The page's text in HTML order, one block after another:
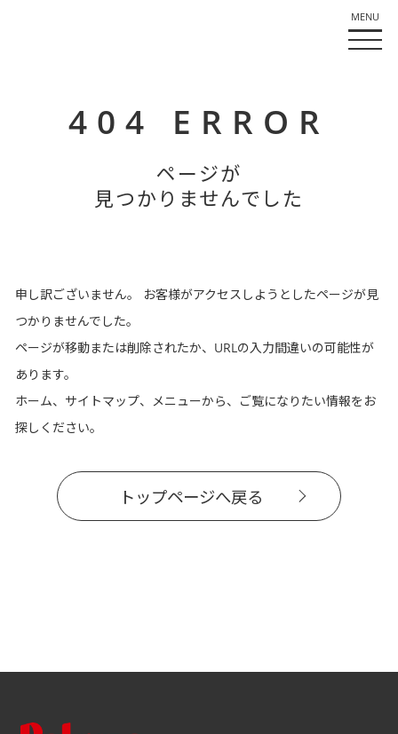
404 ERROR
ページが
見つかりませんでした
申し訳ございません。
お客様がアクセスしようとしたページが見
つかりませんでした。
ページが移動または削除されたか、URLの入力間違いの可能性が
あります。
ホーム、サイトマップ、メニューから、ご覧になりたい情報をお
探しください。
トップページへ戻る